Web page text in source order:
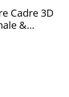
Cadre 3D
&